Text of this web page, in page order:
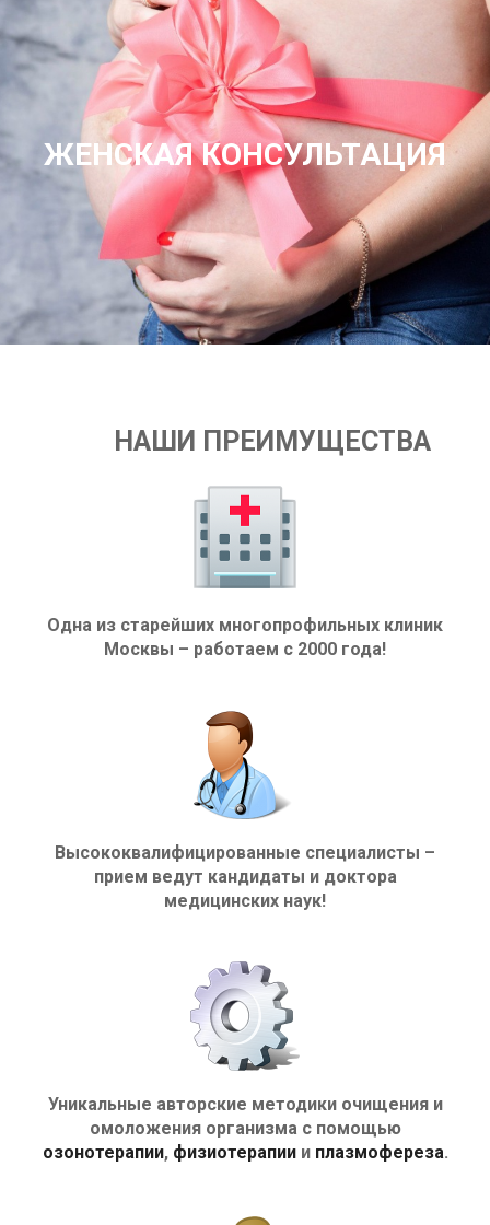
ЖЕНСКАЯ КОНСУЛЬТАЦИЯ
НАШИ ПРЕИМУЩЕСТВА
Одна из старейших многопрофильных клиник
Москвы – работаем с 2000 года!
Высококвалифицированные специалисты –
прием ведут кандидаты и доктора
медицинских наук!
Уникальные авторские методики очищения и
омоложения организма с помощью
озонотерапии, физиотерапиии плазмофереза.